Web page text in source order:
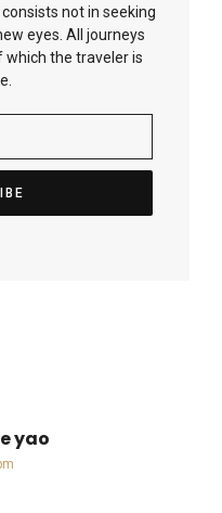
not in seeking
eyes. All journeys
which the traveler is
yao